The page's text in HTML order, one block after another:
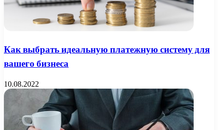
Как выбрать идеальную платежную систему для
вашего бизнеса
10.08.2022